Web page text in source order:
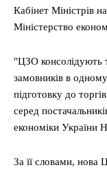
Кабінет Міністрів
Міністерство
"ЦЗО консолідують
замовників в
підготовку до
серед
економіки України
За її словами, нова